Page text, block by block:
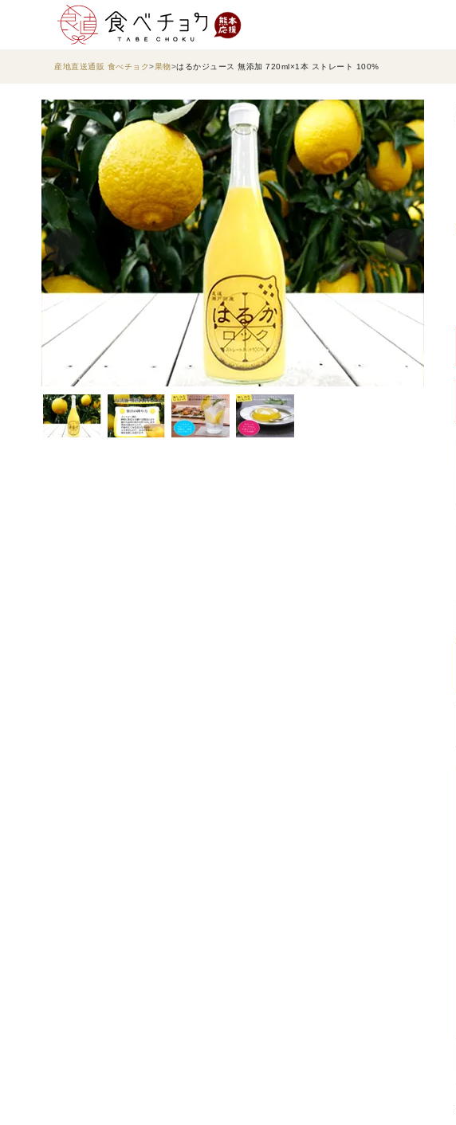
産地直送通販 食べチョク 果物 はるかジュース 無添加 720ml×1本 ストレート 100%